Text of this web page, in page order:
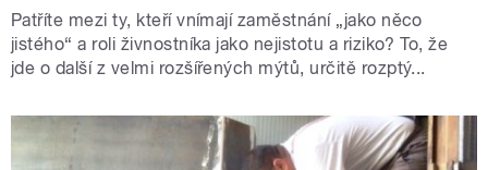
Patříte mezi ty, kteří vnímají zaměstnání „jako něco
jistého“ a roli živnostníka jako nejistotu a riziko? To, že
jde o další z velmi rozšířených mýtů, určitě rozptý...